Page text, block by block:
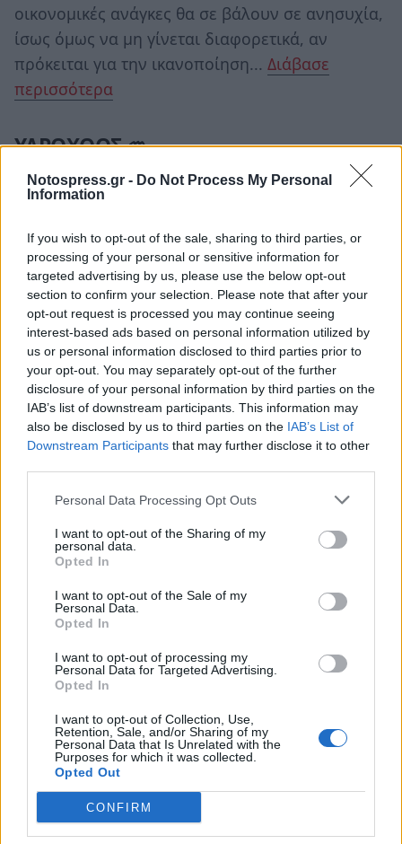
Notospress.gr - Do Not Process My Personal
Information
If you wish to opt-out of the sale, sharing to third parties, or
processing of your personal or sensitive information for
targeted advertising by us, please use the below opt-out
section to confirm your selection. Please note that after your
opt-out request is processed you may continue seeing
interest-based ads based on personal information utilized by
us or personal information disclosed to third parties prior to
your opt-out. You may separately opt-out of the further
disclosure of your personal information by third parties on the
IAB’s list of downstream participants. This information may
also be disclosed by us to third parties on the IAB’s List of
Downstream Participants that may further disclose it to other
Personal Data Processing Opt Outs
I want to opt-out of the Sharing of my
personal data.
Opted In
I want to opt-out of the Sale of my
Personal Data.
Opted In
I want to opt-out of processing my
Personal Data for Targeted Advertising.
Opted In
I want to opt-out of Collection, Use,
Retention, Sale, and/or Sharing of my
Personal Data that Is Unrelated with the
Purposes for which it was collected.
Opted Out
CONFIRM
οικονομικές ανάγκες θα σε βάλουν σε ανησυχία,
ίσως όμως να μη γίνεται διαφορετικά, αν
πρόκειται για την ικανοποίηση... Διάβασε
περισσότερα
ΥΔΡΟΧΟΟΣ ♒
Η Σελήνη στο Λέοντα, όσον αφορά στις σχέσεις
διάθεση στο να γίνουν πράγματα, όμως το κύριο
ερώτημα είναι «ποιος...Διάβασε περισσότερα
ΙΧΘΥΕΣ ♓
Με τη Σελήνη στο Λέοντα, αναμένεται να
προκύψουν διάφορες δουλειές, σε καμία
περίπτωση, ωστόσο, δεν πρέπει να ξεπεράσεις
τα όρια της αντοχής σου, γι’ αυτό κάνε...Διάβασε
Ακολουθήστε τοnotospress.grστο Google News και
μάθετε πρώτοιόλες τις ειδήσεις
ΖΩΔΙΑ ΖΩΔΙΑ ΣΗΜΕΡΑ
ΠΡΟΒΛΕΨΕΙΣ ΣΗΜΕΡΑ
ΗΜΕΡΗΣΙΕΣ ΠΡΟΒΛΕΨΕΙΣ
ΚΑΘΗΜΕΡΙΝΕΣ ΠΡΟΒΛΕΨΕΙΣ
ΑΣΤΡΟΛΟΓΙΚΕΣ ΠΡΟΒΛΕΨΕΙΣ
ΩΡΟΣΚΟΠΟΣ
ΠΛΑΝΗΤΕΣ ASTRODAILY